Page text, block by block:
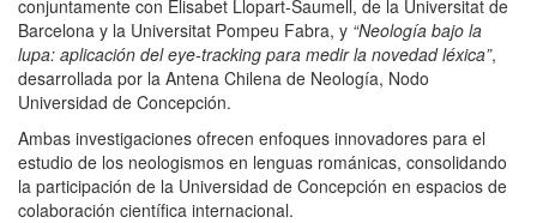
conjuntamente con Elisabet Llopart-Saumell, de la Universitat de
Barcelona y la Universitat Pompeu Fabra, y “Neología bajo la
lupa: aplicación del eye-tracking para medir la novedad léxica”,
desarrollada por la Antena Chilena de Neología, Nodo
Universidad de Concepción.
Ambas investigaciones ofrecen enfoques innovadores para el
estudio de los neologismos en lenguas románicas, consolidando
la participación de la Universidad de Concepción en espacios de
colaboración científica internacional.